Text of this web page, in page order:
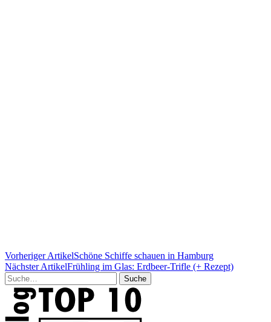
Vorheriger ArtikelSchöne Schiffe schauen in Hamburg
Nächster ArtikelFrühling im Glas: Erdbeer-Trifle (+ Rezept)
Suche